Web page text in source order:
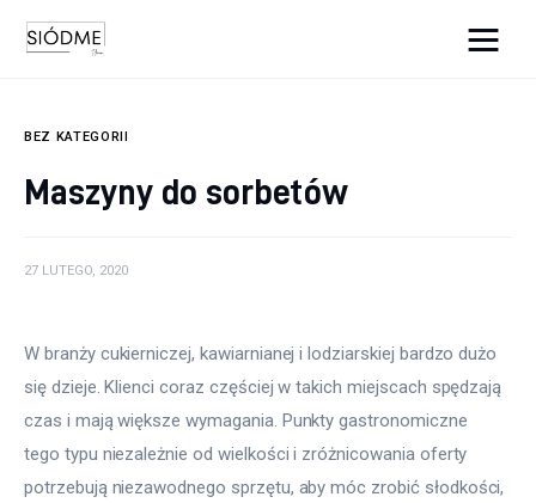
Edukacja
BEZ KATEGORII
Maszyny do sorbetów
27 LUTEGO, 2020
W branży cukierniczej, kawiarnianej i lodziarskiej bardzo dużo
się dzieje. Klienci coraz częściej w takich miejscach spędzają
czas i mają większe wymagania. Punkty gastronomiczne
tego typu niezależnie od wielkości i zróżnicowania oferty
potrzebują niezawodnego sprzętu, aby móc zrobić słodkości,